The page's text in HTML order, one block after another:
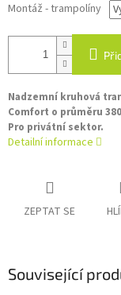
Montáž - trampolíny
Nadzemní kruhová
Comfort o průměru
Pro privátní sektor.
Detailní informace
ZEPTAT SE
Související